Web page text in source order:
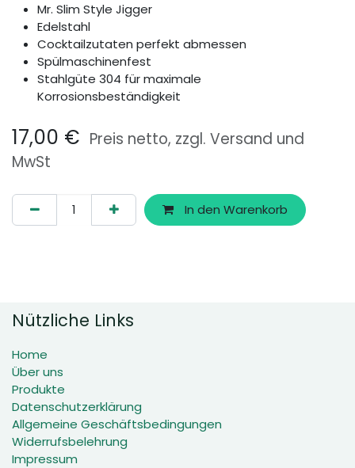
Mr. Slim Style Jigger
Edelstahl
Cocktailzutaten perfekt abmessen
Spülmaschinenfest
Stahlgüte 304 für maximale
Korrosionsbeständigkeit
17,00 € Preis netto, zzgl. Versand und
MwSt
In den Warenkorb
Nützliche Links
Home
Über uns
Produkte
Datenschutzerklärung
Allgemeine Geschäftsbedingungen
Widerrufsbelehrung
Impressum